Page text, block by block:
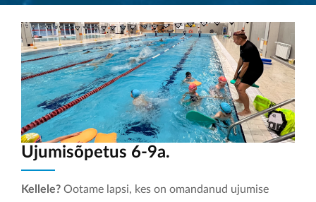
RÜHMAD
UJUMISTASEMED
KASULIKUD LINGID
VÕISTLUSED
KLUBIST
SPORTLASED
Ujumisõpetus 6-9a.
Kellele? Ootame lapsi, kes on omandanud ujumise